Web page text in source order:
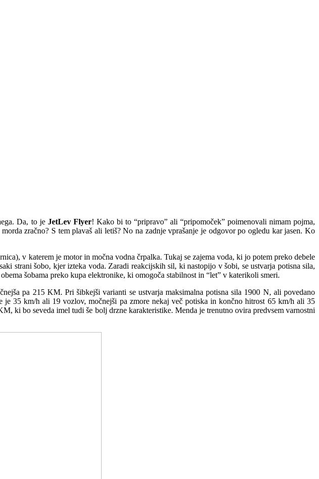
Da, to je JetLev Flyer! Kako bi to “pripravo” ali “pripomoček” poimenovali nimam pojma,
zračno? S tem plavaš ali letiš? No na zadnje vprašanje je odgovor po ogledu kar jasen. Ko
v katerem je motor in močna vodna črpalka. Tukaj se zajema voda, ki jo potem preko debele
strani šobo, kjer izteka voda. Zaradi reakcijskih sil, ki nastopijo v šobi, se ustvarja potisna sila,
šobama preko kupa elektronike, ki omogoča stabilnost in “let” v katerikoli smeri.
pa 215 KM. Pri šibkejši varianti se ustvarja maksimalna potisna sila 1900 N, ali povedano
35 km/h ali 19 vozlov, močnejši pa zmore nekaj več potiska in končno hitrost 65 km/h ali 35
ki bo seveda imel tudi še bolj drzne karakteristike. Menda je trenutno ovira predvsem varnostni